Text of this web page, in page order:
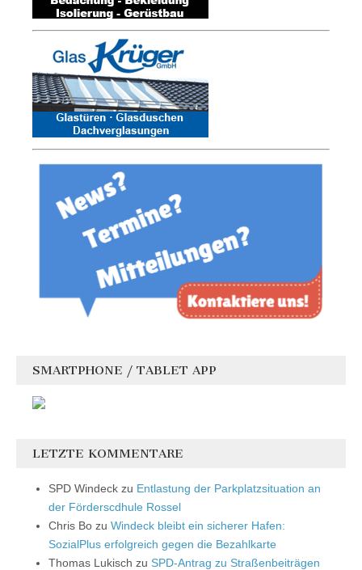
SMARTPHONE / TABLET APP
LETZTE KOMMENTARE
SPD Windeck zu Entlastung der Parkplatzsituation an
der Förderscdhule Rossel
Chris Bo zu Windeck bleibt ein sicherer Hafen:
SozialPlus erfolgreich gegen die Bezahlkarte
Thomas Lukisch zu SPD-Antrag zu Straßenbeiträgen